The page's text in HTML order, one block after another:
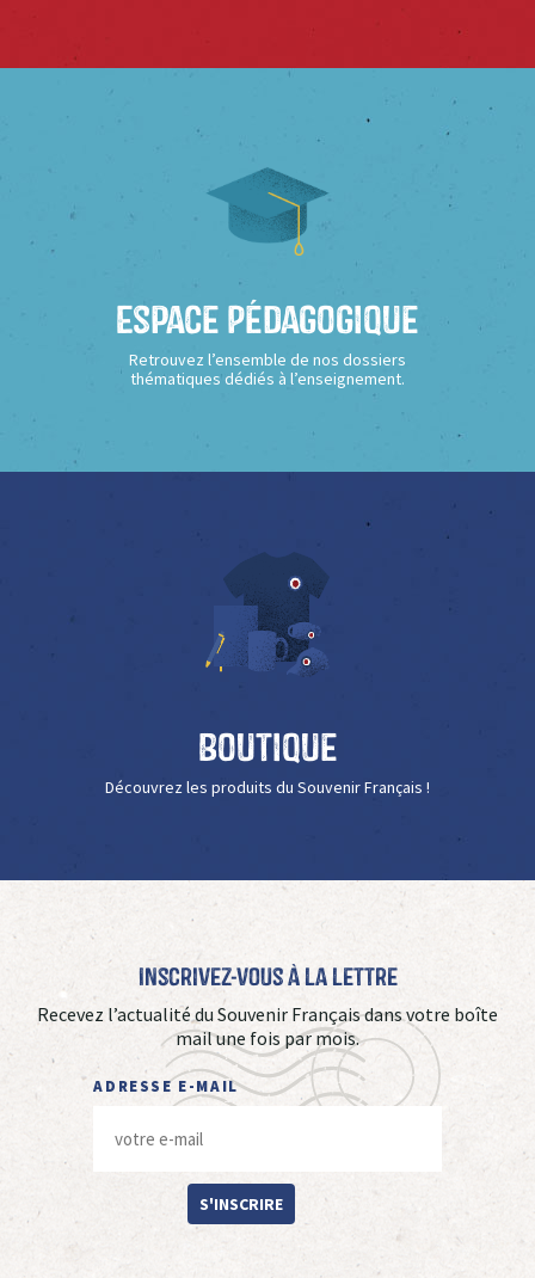
Espace Pédagogique
Retrouvez l’ensemble de nos dossiers
thématiques dédiés à l’enseignement.
Boutique
Découvrez les produits du Souvenir Français !
Inscrivez-vous à La Lettre
Recevez l’actualité du Souvenir Français dans votre boîte
mail une fois par mois.
ADRESSE E-MAIL
S'INSCRIRE